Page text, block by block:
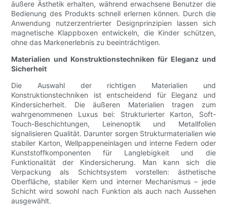
äußere Ästhetik erhalten, während erwachsene Benutzer die
Bedienung des Produkts schnell erlernen können. Durch die
Anwendung nutzerzentrierter Designprinzipien lassen sich
magnetische Klappboxen entwickeln, die Kinder schützen,
ohne das Markenerlebnis zu beeinträchtigen.
Materialien und Konstruktionstechniken für Eleganz und
Sicherheit
Die Auswahl der richtigen Materialien und
Konstruktionstechniken ist entscheidend für Eleganz und
Kindersicherheit. Die äußeren Materialien tragen zum
wahrgenommenen Luxus bei: Strukturierter Karton, Soft-
Touch-Beschichtungen, Leinenoptik und Metallfolien
signalisieren Qualität. Darunter sorgen Strukturmaterialien wie
stabiler Karton, Wellpappeneinlagen und interne Federn oder
Kunststoffkomponenten für Langlebigkeit und die
Funktionalität der Kindersicherung. Man kann sich die
Verpackung als Schichtsystem vorstellen: ästhetische
Oberfläche, stabiler Kern und interner Mechanismus – jede
Schicht wird sowohl nach Funktion als auch nach Aussehen
ausgewählt.